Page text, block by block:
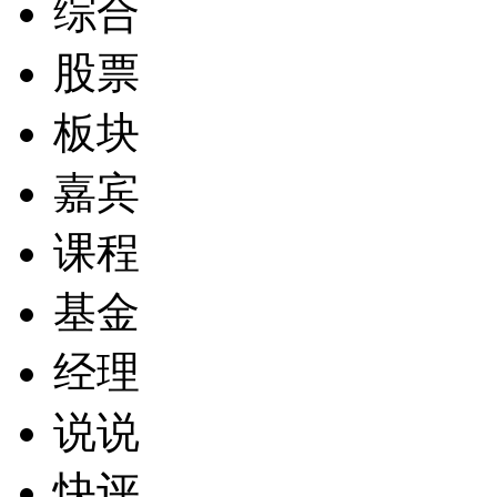
综合
股票
板块
嘉宾
课程
基金
经理
说说